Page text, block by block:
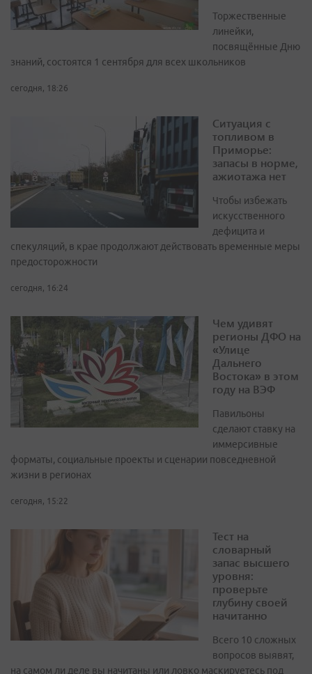
Торжественные
линейки,
посвящённые Дню
знаний, состоятся 1 сентября для всех школьников
сегодня, 18:26
Ситуация с
топливом в
Приморье:
запасы в норме,
ажиотажа нет
Чтобы избежать
искусственного
дефицита и
спекуляций, в крае продолжают действовать временные меры
предосторожности
сегодня, 16:24
Чем удивят
регионы ДФО на
«Улице
Дальнего
Востока» в этом
году на ВЭФ
Павильоны
сделают ставку на
иммерсивные
форматы, социальные проекты и сценарии повседневной
жизни в регионах
сегодня, 15:22
Тест на
словарный
запас высшего
уровня:
проверьте
глубину своей
начитанно
Всего 10 сложных
вопросов выявят,
на самом ли деле вы начитаны или ловко маскируетесь под